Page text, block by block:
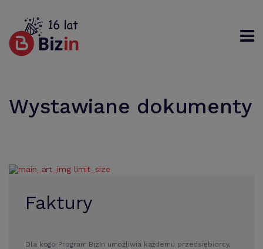
Szukaj
Wystawiane dokumenty
Faktury
Dla kogo Program BizIn umożliwia każdemu przedsiębiorcy,